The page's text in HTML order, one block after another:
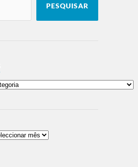
PESQUISAR